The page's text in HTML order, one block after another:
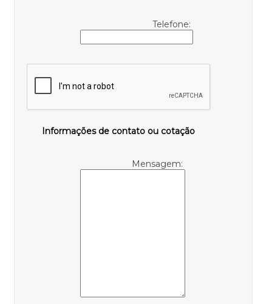
Telefone:
Informações de contato ou cotação
Mensagem: